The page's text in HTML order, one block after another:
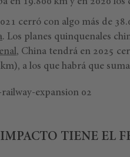
cerró con algo más de
. Los planes quinquenales
, China tendrá en 2025
a los que habrá que
TIENE EL